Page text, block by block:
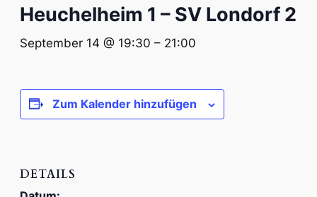
Heuchelheim 1 – SV Londorf 2
September 14 @ 19:30 – 21:00
Zum Kalender hinzufügen
DETAILS